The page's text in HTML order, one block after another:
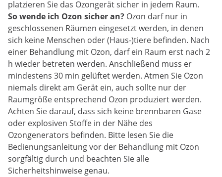
platzieren Sie das Ozongerät sicher in jedem Raum.
So wende ich Ozon sicher an? Ozon darf nur in
geschlossenen Räumen eingesetzt werden, in denen
sich keine Menschen oder (Haus-)tiere befinden. Nach
einer Behandlung mit Ozon, darf ein Raum erst nach 2
h wieder betreten werden. Anschließend muss er
mindestens 30 min gelüftet werden. Atmen Sie Ozon
niemals direkt am Gerät ein, auch sollte nur der
Raumgröße entsprechend Ozon produziert werden.
Achten Sie darauf, dass sich keine brennbaren Gase
oder explosiven Stoffe in der Nähe des
Ozongenerators befinden. Bitte lesen Sie die
Bedienungsanleitung vor der Behandlung mit Ozon
sorgfältig durch und beachten Sie alle
Sicherheitshinweise genau.